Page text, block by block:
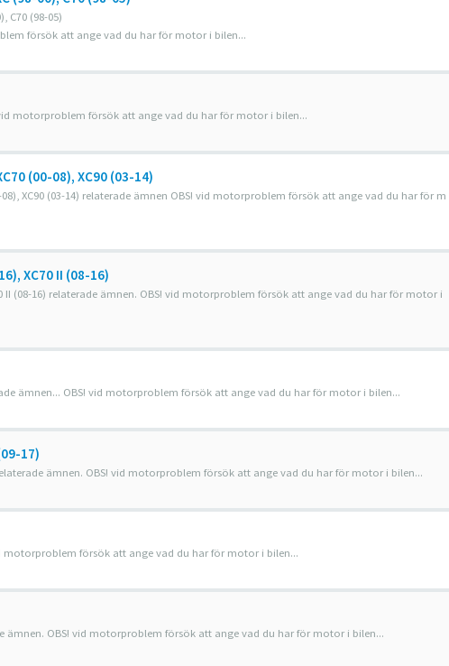
C70 (98-05)
försök att ange vad du har för motor i bilen...
motorproblem försök att ange vad du har för motor i bilen...
(00-08), XC90 (03-14)
08), XC90 (03-14) relaterade ämnen OBS! vid motorproblem försök att ange vad du har för m
XC70 II (08-16)
II (08-16) relaterade ämnen. OBS! vid motorproblem försök att ange vad du har för motor i
ämnen... OBS! vid motorproblem försök att ange vad du har för motor i bilen...
17)
relaterade ämnen. OBS! vid motorproblem försök att ange vad du har för motor i bilen...
motorproblem försök att ange vad du har för motor i bilen...
ämnen. OBS! vid motorproblem försök att ange vad du har för motor i bilen...